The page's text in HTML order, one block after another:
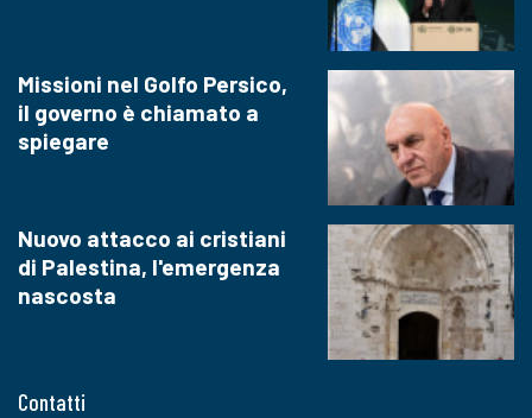
Contatti
Missioni nel Golfo Persico,
il governo è chiamato a
spiegare
Nuovo attacco ai cristiani
di Palestina, l'emergenza
nascosta